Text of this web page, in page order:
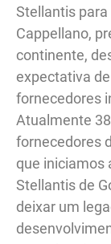
Stellantis para
Cappellano,
continente,
expectativa
fornecedores
Atualmente
fornecedores
que iniciamos
Stellantis de
deixar um